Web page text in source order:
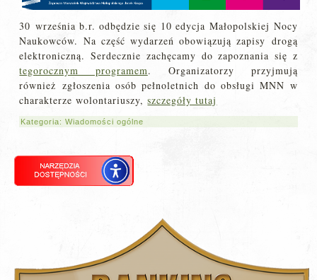
30 września b.r. odbędzie się 10 edycja Małopolskiej Nocy
Naukowców. Na część wydarzeń obowiązują zapisy drogą
elektroniczną. Serdecznie zachęcamy do zapoznania się z
tegorocznym programem. Organizatorzy przyjmują
również zgłoszenia osób pełnoletnich do obsługi MNN w
charakterze wolontariuszy,szczegóły tutaj
Kategoria:Wiadomości ogólne